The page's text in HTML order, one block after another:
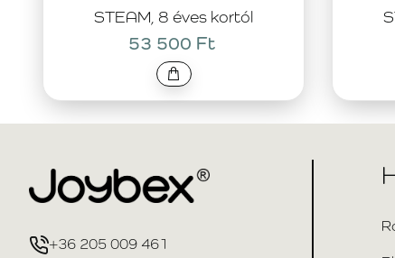
STEAM, 8 éves kortól
53 500 Ft
+36 205 009 461